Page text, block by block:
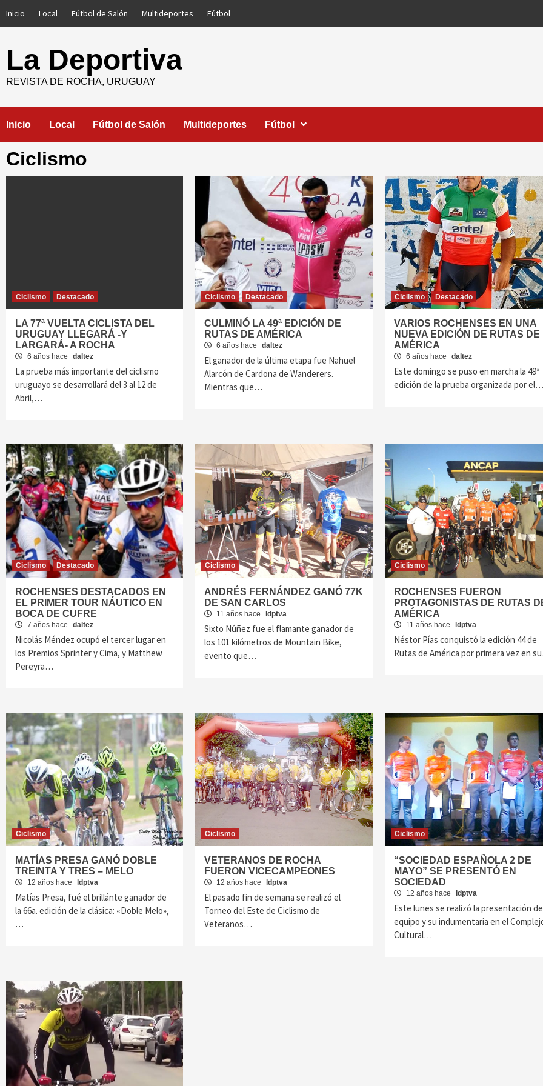
Inicio Local Fútbol de Salón Multideportes Fútbol
La Deportiva
REVISTA DE ROCHA, URUGUAY
Inicio Local Fútbol de Salón Multideportes Fútbol
Ciclismo
Ciclismo Destacado
LA 77ª VUELTA CICLISTA DEL
URUGUAY LLEGARÁ -Y
LARGARÁ- A ROCHA
6 años hace daltez
La prueba más importante del ciclismo
uruguayo se desarrollará del 3 al 12 de
Abril,…
Ciclismo Destacado
CULMINÓ LA 49ª EDICIÓN DE
RUTAS DE AMÉRICA
6 años hace daltez
El ganador de la última etapa fue Nahuel
Alarcón de Cardona de Wanderers.
Mientras que…
Ciclismo Destacado
VARIOS ROCHENSES EN UNA
NUEVA EDICIÓN DE RUTAS DE
AMÉRICA
6 años hace daltez
Este domingo se puso en marcha la 49ª
edición de la prueba organizada por el…
Ciclismo Destacado
ROCHENSES DESTACADOS EN
EL PRIMER TOUR NÁUTICO EN
BOCA DE CUFRE
7 años hace daltez
Nicolás Méndez ocupó el tercer lugar en
los Premios Sprinter y Cima, y Matthew
Pereyra…
Ciclismo
ANDRÉS FERNÁNDEZ GANÓ 77K
DE SAN CARLOS
11 años hace ldptva
Sixto Núñez fue el flamante ganador de
los 101 kilómetros de Mountain Bike,
evento que…
Ciclismo
ROCHENSES FUERON
PROTAGONISTAS DE RUTAS
AMÉRICA
11 años hace ldptva
Néstor Pías conquistó la edición 44 de
Rutas de América por primera vez en
Ciclismo
MATÍAS PRESA GANÓ DOBLE
TREINTA Y TRES – MELO
12 años hace ldptva
Matías Presa, fué el brillánte ganador de
la 66a. edición de la clásica: «Doble Melo»,
…
Ciclismo
VETERANOS DE ROCHA
FUERON VICECAMPEONES
12 años hace ldptva
El pasado fin de semana se realizó el
Torneo del Este de Ciclismo de
Veteranos…
Ciclismo
“SOCIEDAD ESPAÑOLA 2 DE
MAYO” SE PRESENTÓ EN
SOCIEDAD
12 años hace ldptva
Este lunes se realizó la presentación
equipo y su indumentaria en el
Cultural…